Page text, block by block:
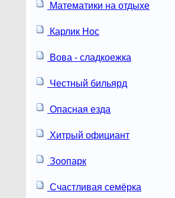
Математики на отдыхе
Карлик Нос
Вова - сладкоежка
Честный бильярд
Опасная езда
Хитрый официант
Зоопарк
Счастливая семёрка